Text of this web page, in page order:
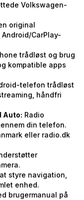
Volkswagen-
original
CarPlay-
trådløst og brug
kompatible apps
telefon trådløst
håndfri
Auto: Radio
din telefon.
eller radio.dk
styre navigation,
enhed.
brugermanual på